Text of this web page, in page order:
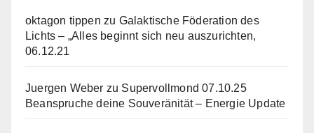
oktagon tippen zu Galaktische Föderation des
Lichts – „Alles beginnt sich neu auszurichten,
06.12.21
Juergen Weber zu Supervollmond 07.10.25
Beanspruche deine Souveränität – Energie Update